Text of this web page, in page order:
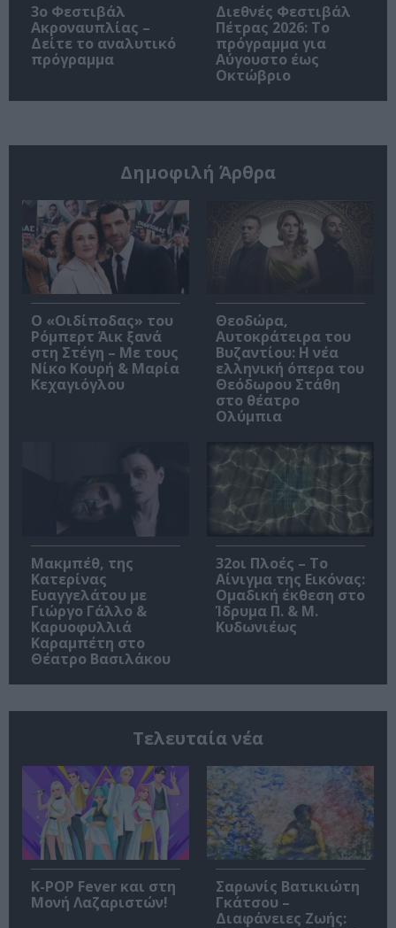
3ο Φεστιβάλ
Ακροναυπλίας –
Δείτε το αναλυτικό
πρόγραμμα
Διεθνές Φεστιβάλ
Πέτρας 2026: Το
πρόγραμμα για
Αύγουστο έως
Οκτώβριο
Δημοφιλή Άρθρα
O «Οιδίποδας» του
Ρόμπερτ Άικ ξανά
στη Στέγη – Με τους
Νίκο Κουρή & Μαρία
Κεχαγιόγλου
Θεοδώρα,
Αυτοκράτειρα του
Βυζαντίου: Η νέα
ελληνική όπερα του
Θεόδωρου Στάθη
στο θέατρο
Ολύμπια
Μακμπέθ, της
Κατερίνας
Ευαγγελάτου με
Γιώργο Γάλλο &
Καρυοφυλλιά
Καραμπέτη στο
Θέατρο Βασιλάκου
32οι Πλοές – Το
Αίνιγμα της Εικόνας:
Ομαδική έκθεση στο
Ίδρυμα Π. & Μ.
Κυδωνιέως
Τελευταία νέα
K-POP Fever και στη
Μονή Λαζαριστών!
Σαρωνίς Βατικιώτη
Γκάτσου –
Διαφάνειες Ζωής: